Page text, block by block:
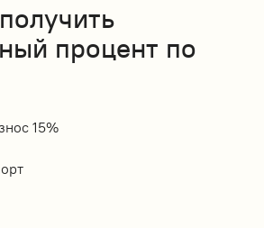
процент по
15%